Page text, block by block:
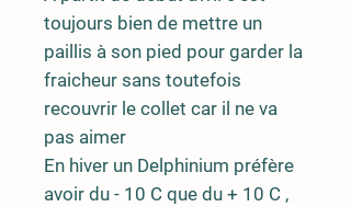
toujours bien de mettre un
paillis à son pied pour garder la
fraicheur sans toutefois
recouvrir le collet car il ne va
pas aimer
En hiver un Delphinium préfère
avoir du - 10 C que du + 10 C ,